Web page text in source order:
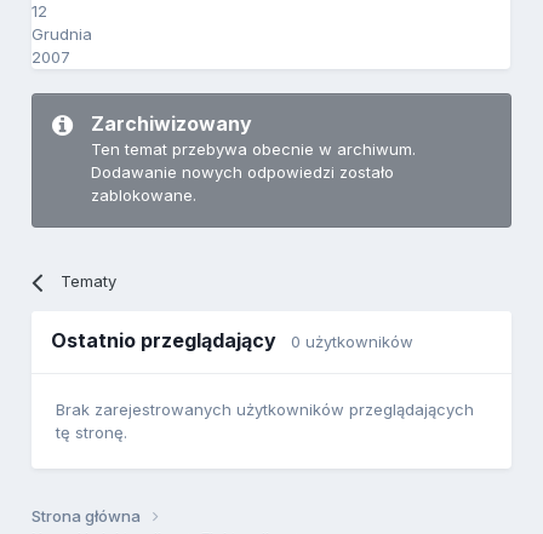
12
Grudnia
2007
Zarchiwizowany
Ten temat przebywa obecnie w archiwum.
Dodawanie nowych odpowiedzi zostało
zablokowane.
Tematy
Ostatnio przeglądający 0 użytkowników
Brak zarejestrowanych użytkowników przeglądających
tę stronę.
Strona główna